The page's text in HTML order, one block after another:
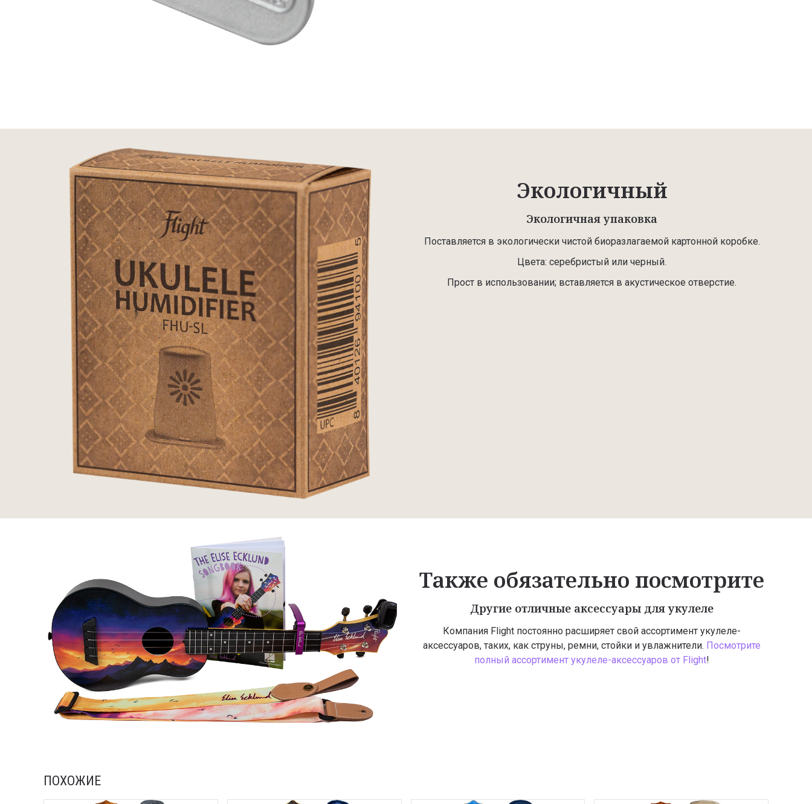
Экологичный
Экологичная упаковка
Поставляется в экологически чистой биоразлагаемой картонной коробке.
Цвета: серебристый или черный.
Прост в использовании; вставляется в акустическое отверстие.
Также обязательно посмотрите
Другие отличные аксессуары для укулеле
Компания Flight постоянно расширяет свой ассортимент укулеле-
аксессуаров, таких, как струны, ремни, стойки и увлажнители. Посмотрите
полный ассортимент укулеле-аксессуаров от Flight!
ПОХОЖИЕ